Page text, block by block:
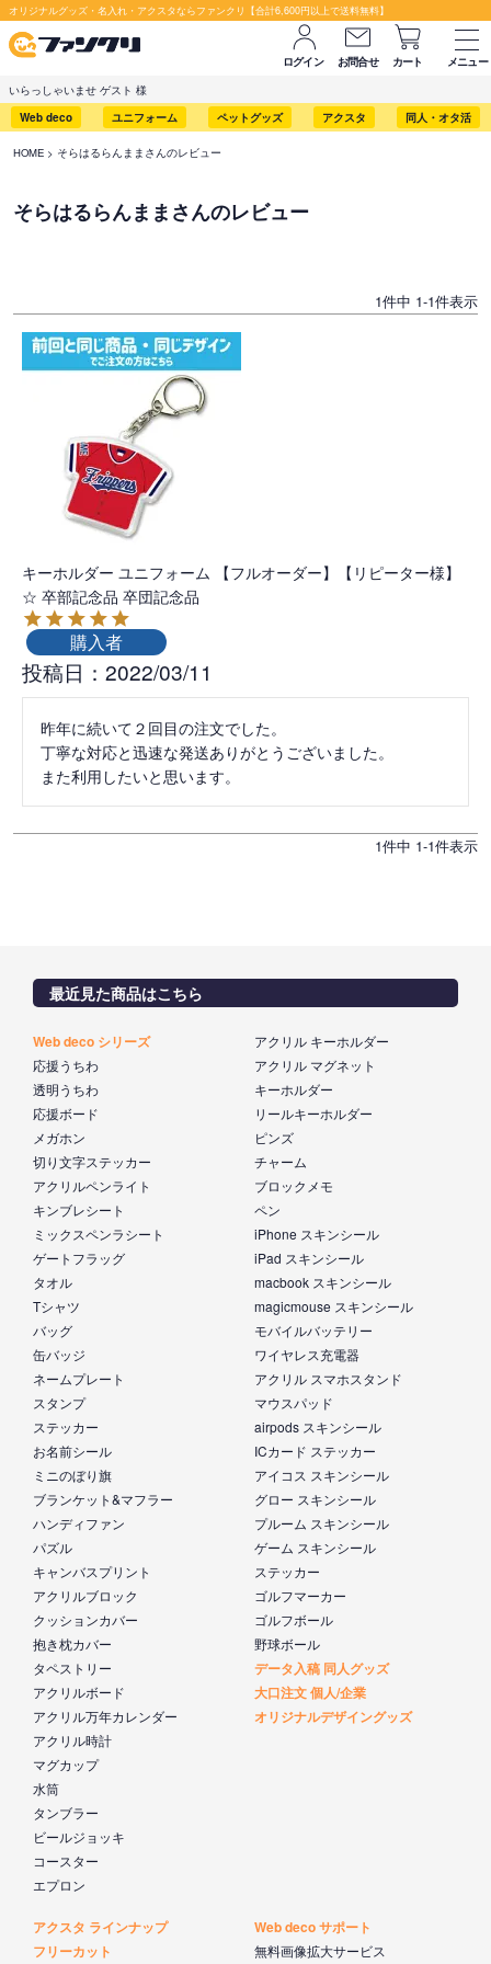
オリジナルグッズ・名入れ・アクスタならファンクリ【合計6,600円以上で送料無料】
ログイン お問合せ カート
メニュー
いらっしゃいませ ゲスト 様
Web deco
ユニフォーム ペットグッズ アクスタ 同人・オタ活
HOME そらはるらんままさんのレビュー
そらはるらんままさんのレビュー
1件中 1-1件表示
キーホルダー ユニフォーム 【フルオーダー】【リピーター様】
☆ 卒部記念品 卒団記念品
購入者
投稿日 2022/03/11
昨年に続いて２回目の注文でした。
丁寧な対応と迅速な発送ありがとうございました。
また利用したいと思います。
1件中 1-1件表示
最近見た商品はこちら
Web deco シリーズ
応援うちわ
透明うちわ
応援ボード
メガホン
切り文字ステッカー
アクリルペンライト
キンブレシート
ミックスペンラシート
ゲートフラッグ
タオル
Tシャツ
バッグ
缶バッジ
ネームプレート
スタンプ
ステッカー
お名前シール
ミニのぼり旗
ブランケット&マフラー
ハンディファン
パズル
キャンバスプリント
アクリルブロック
クッションカバー
抱き枕カバー
タペストリー
アクリルボード
アクリル万年カレンダー
アクリル時計
マグカップ
水筒
タンブラー
ビールジョッキ
コースター
エプロン
アクリル キーホルダー
アクリル マグネット
キーホルダー
リールキーホルダー
ピンズ
チャーム
ブロックメモ
ペン
iPhone スキンシール
iPad スキンシール
macbook スキンシール
magicmouse スキンシール
モバイルバッテリー
ワイヤレス充電器
アクリル スマホスタンド
マウスパッド
airpods スキンシール
ICカード ステッカー
アイコス スキンシール
グロー スキンシール
プルーム スキンシール
ゲーム スキンシール
ステッカー
ゴルフマーカー
ゴルフボール
野球ボール
データ入稿 同人グッズ
大口注文 個人/企業
オリジナルデザイングッズ
アクスタ ラインナップ
フリーカット
Web deco サポート
無料画像拡大サービス